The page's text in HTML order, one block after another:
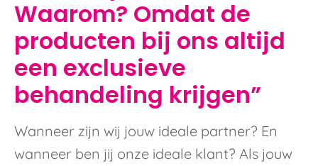
Waarom? Omdat de
producten bij ons altijd
een exclusieve
behandeling krijgen”
Wanneer zijn wij jouw ideale partner? En
wanneer ben jij onze ideale klant? Als jouw